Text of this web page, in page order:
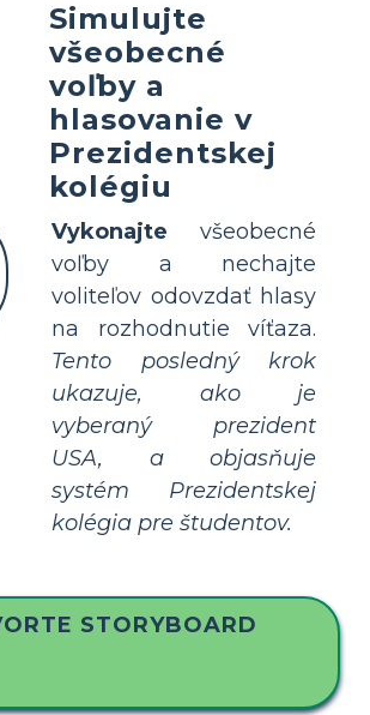
Simulujte
všeobecné
voľby a
hlasovanie v
Prezidentskej
kolégiu
Vykonajte všeobecné
voľby a nechajte
voliteľov odovzdať hlasy
na rozhodnutie víťaza.
Tento posledný krok
ukazuje, ako je
vyberaný prezident
USA, a objasňuje
systém Prezidentskej
kolégia pre študentov.
STORYBOARD